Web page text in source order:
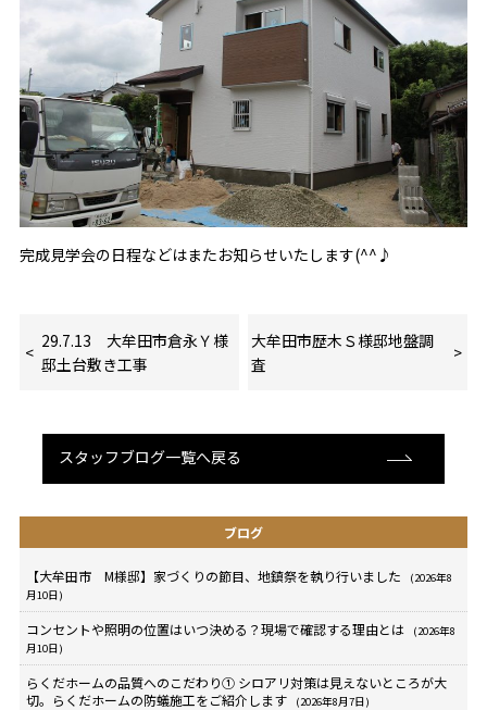
完成見学会の日程などはまたお知らせいたします(^^♪
29.7.13 大牟田市倉永Ｙ様
邸土台敷き工事
大牟田市歴木Ｓ様邸地盤調
査
スタッフブログ一覧へ戻る
ブログ
【大牟田市 M様邸】家づくりの節目、地鎮祭を執り行いました
(2026年8
月10日)
コンセントや照明の位置はいつ決める？現場で確認する理由とは
(2026年8
月10日)
らくだホームの品質へのこだわり① シロアリ対策は見えないところが大
切。らくだホームの防蟻施工をご紹介します
(2026年8月7日)